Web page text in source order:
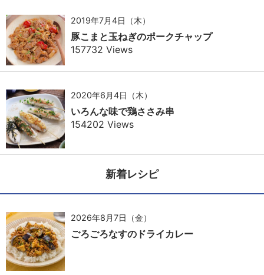
2019年7月4日（木）
豚こまと玉ねぎのポークチャップ
157732 Views
2020年6月4日（木）
いろんな味で鶏ささみ串
154202 Views
新着レシピ
2026年8月7日（金）
ごろごろなすのドライカレー